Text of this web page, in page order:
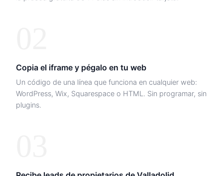
Copia el iframe y pégalo en tu web
Un código de una línea que funciona en cualquier web:
WordPress, Wix, Squarespace o HTML. Sin programar, sin
plugins.